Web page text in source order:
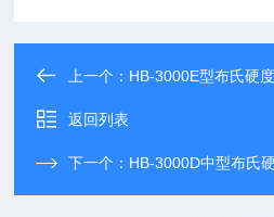
上一个： HB-3000E型布氏硬
返回列表
下一个： HB-3000D中型布氏